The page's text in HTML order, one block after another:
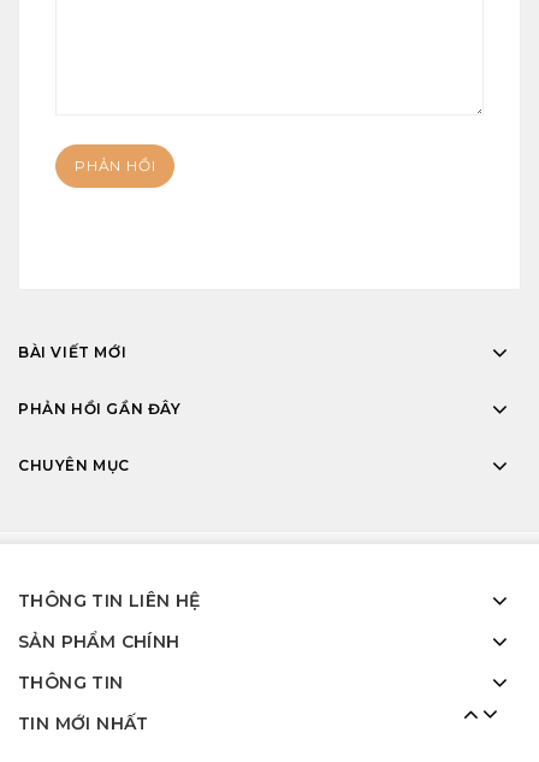
BÀI VIẾT MỚI
PHẢN HỒI GẦN ĐÂY
CHUYÊN MỤC
THÔNG TIN LIÊN HỆ
SẢN PHẨM CHÍNH
THÔNG TIN
TIN MỚI NHẤT
An
Đồng Nai
Cửa hàng nhôm kính quận Tân Phú gần đây
18 Th9 2025